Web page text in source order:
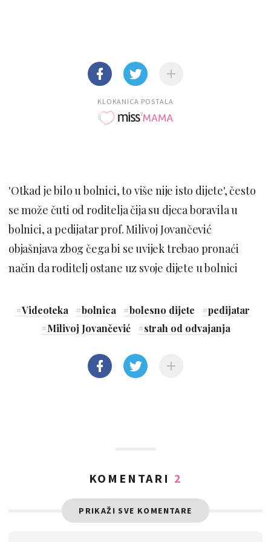
KLOKANICA POSTALA
'Otkad je bilo u bolnici, to više nije isto dijete', često
se može čuti od roditelja čija su djeca boravila u
bolnici, a pedijatar prof. Milivoj Jovančević
objašnjava zbog čega bi se uvijek trebao pronaći
način da roditelj ostane uz svoje dijete u bolnici
#Videoteka #bolnica #bolesno dijete #pedijatar
#Milivoj Jovančević #strah od odvajanja
KOMENTARI 2
PRIKAŽI SVE KOMENTARE